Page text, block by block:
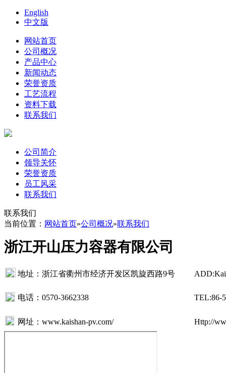
English
中文版
网站首页
公司概况
产品中心
新闻动态
荣誉资质
工艺流程
资料下载
联系我们
公司简介
领导关怀
荣誉资质
员工风采
联系我们
联系我们
当前位置： 网站首页»公司概况»联系我们
浙江开山压力容器有限公司
地址：浙江省衢州市经济开发区凯旋西路9号
电话：0570-3662338 TEL:86-
网址：www.kaishan-pv.com/ Http://